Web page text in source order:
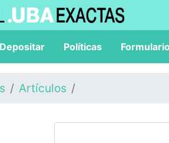
Depositar Políticas
Artículos